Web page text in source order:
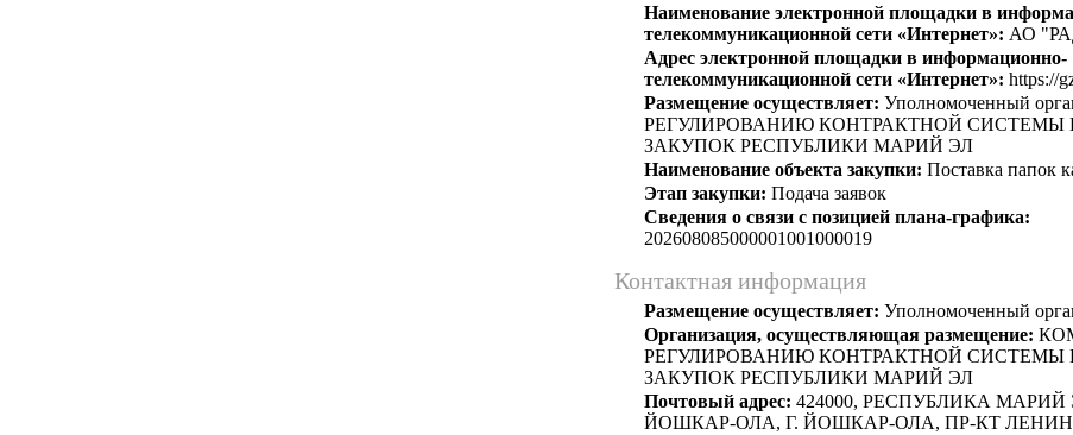
Наименование электронной площадки в
телекоммуникационной сети «Интернет»: АО
Адрес электронной площадки в информационно-
телекоммуникационной сети «Интернет»: https://
Размещение осуществляет: Уполномоченный
РЕГУЛИРОВАНИЮ КОНТРАКТНОЙ СИСТЕМЫ
ЗАКУПОК РЕСПУБЛИКИ МАРИЙ ЭЛ
Наименование объекта закупки: Поставка папок
Этап закупки: Подача заявок
Сведения о связи с позицией плана-графика:
202608085000001001000019
Контактная информация
Размещение осуществляет: Уполномоченный
Организация, осуществляющая размещение:
РЕГУЛИРОВАНИЮ КОНТРАКТНОЙ СИСТЕМЫ
ЗАКУПОК РЕСПУБЛИКИ МАРИЙ ЭЛ
Почтовый адрес: 424000, РЕСПУБЛИКА МАРИЙ
ЙОШКАР-ОЛА, Г. ЙОШКАР-ОЛА, ПР-КТ